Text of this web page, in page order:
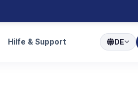
Hilfe & Support DE